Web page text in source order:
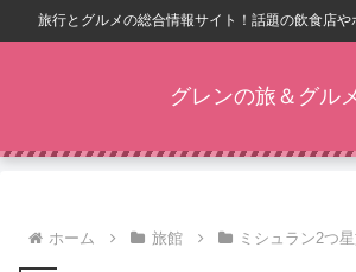
旅行とグルメの総合情報サイト！話題の飲食店や
グレンの旅＆グル
ホーム 旅館 ミシュラン2つ